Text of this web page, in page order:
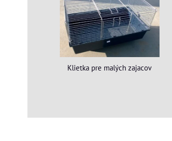
Klietka pre malých zajacov